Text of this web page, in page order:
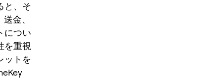
と、そ
金、
につい
を重視
ットを